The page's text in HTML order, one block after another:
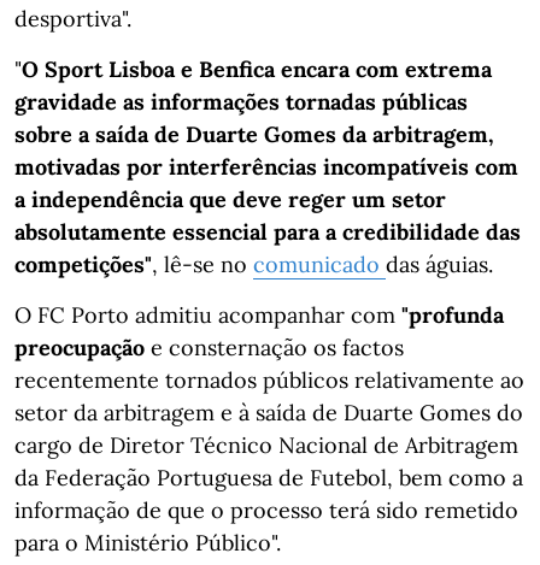
desportiva".
"O Sport Lisboa e Benfica encara com extrema
gravidade as informações tornadas públicas
sobre a saída de Duarte Gomes da arbitragem,
motivadas por interferências incompatíveis com
a independência que deve reger um setor
absolutamente essencial para a credibilidade das
competições", lê-se no comunicado das águias.
O FC Porto admitiu acompanhar com "profunda
preocupação e consternação os factos
recentemente tornados públicos relativamente ao
setor da arbitragem e à saída de Duarte Gomes do
cargo de Diretor Técnico Nacional de Arbitragem
da Federação Portuguesa de Futebol, bem como a
informação de que o processo terá sido remetido
para o Ministério Público".